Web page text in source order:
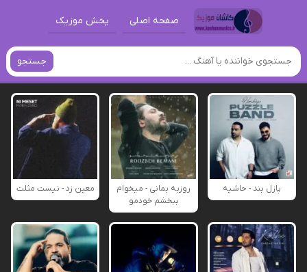
صفحه اصلی پخش موزیک
جستجو
پازل بند - حاشیه
روزبه بمانی - میخوام
ببخشم خودمو
معین زد - نیست مثلت